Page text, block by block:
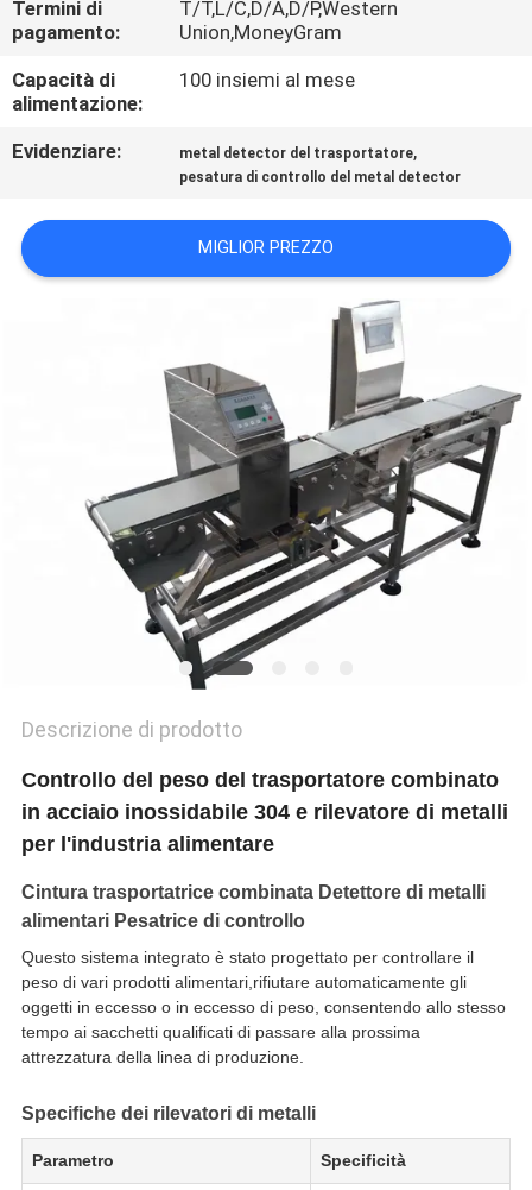
NOTIZIE
RICHIEDA
CITAZIONE
VR
SHOW
Termini di
pagamento:
T/T,L/C,D/A,D/P,Western
Union,MoneyGram
Capacità di
alimentazione:
100 insiemi al mese
Evidenziare: metal detector del trasportatore,
pesatura di controllo del metal detector
MIGLIOR PREZZO
Descrizione di prodotto
Controllo del peso del trasportatore combinato
in acciaio inossidabile 304 e rilevatore di metalli
per l'industria alimentare
Cintura trasportatrice combinata Detettore di metalli
alimentari Pesatrice di controllo
Questo sistema integrato è stato progettato per controllare il
peso di vari prodotti alimentari,rifiutare automaticamente gli
oggetti in eccesso o in eccesso di peso, consentendo allo stesso
tempo ai sacchetti qualificati di passare alla prossima
attrezzatura della linea di produzione.
Specifiche dei rilevatori di metalli
Parametro Specificità